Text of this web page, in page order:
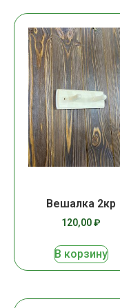
Вешалка 2кр
120,00₽
В корзину